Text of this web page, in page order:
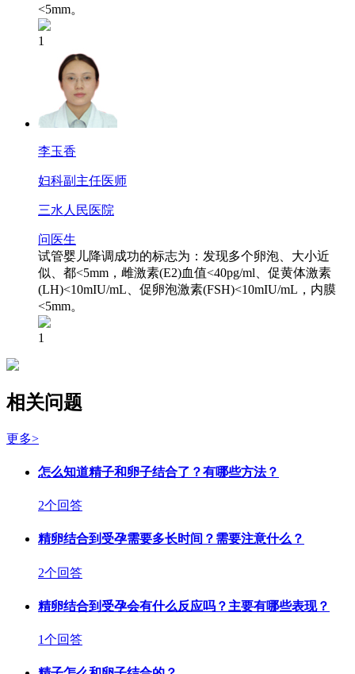
<5mm。
1
李玉香
妇科副主任医师
三水人民医院
问医生
试管婴儿降调成功的标志为：发现多个卵泡、大小近
似、都<5mm，雌激素(E2)血值<40pg/ml、促黄体激素
(LH)<10mIU/mL、促卵泡激素(FSH)<10mIU/mL，内膜
<5mm。
1
相关问题
更多>
怎么知道精子和卵子结合了？有哪些方法？
2个回答
精卵结合到受孕需要多长时间？需要注意什么？
2个回答
精卵结合到受孕会有什么反应吗？主要有哪些表现？
1个回答